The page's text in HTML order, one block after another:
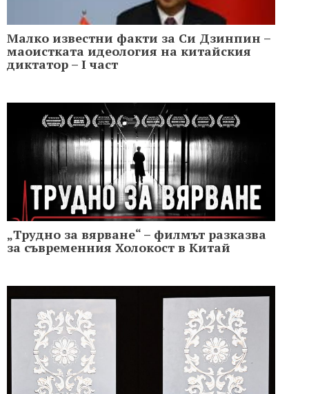
Малко известни факти за Си Дзинпин –
маоистката идеология на китайския
диктатор – I част
„Трудно за вярване“ – филмът разказва
за съвременния Холoкост в Китай